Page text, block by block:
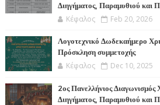
Διηγήματος, Παραμυθιού και
Κέφαλος Feb 20, 2026
Λογοτεχνικό Δωδεκαήμερο
Πρόσκληση συμμετοχής
Κέφαλος Dec 10, 2025
2ος Πανελλήνιος Διαγωνισμός
Διηγήματος, Παραμυθιού και